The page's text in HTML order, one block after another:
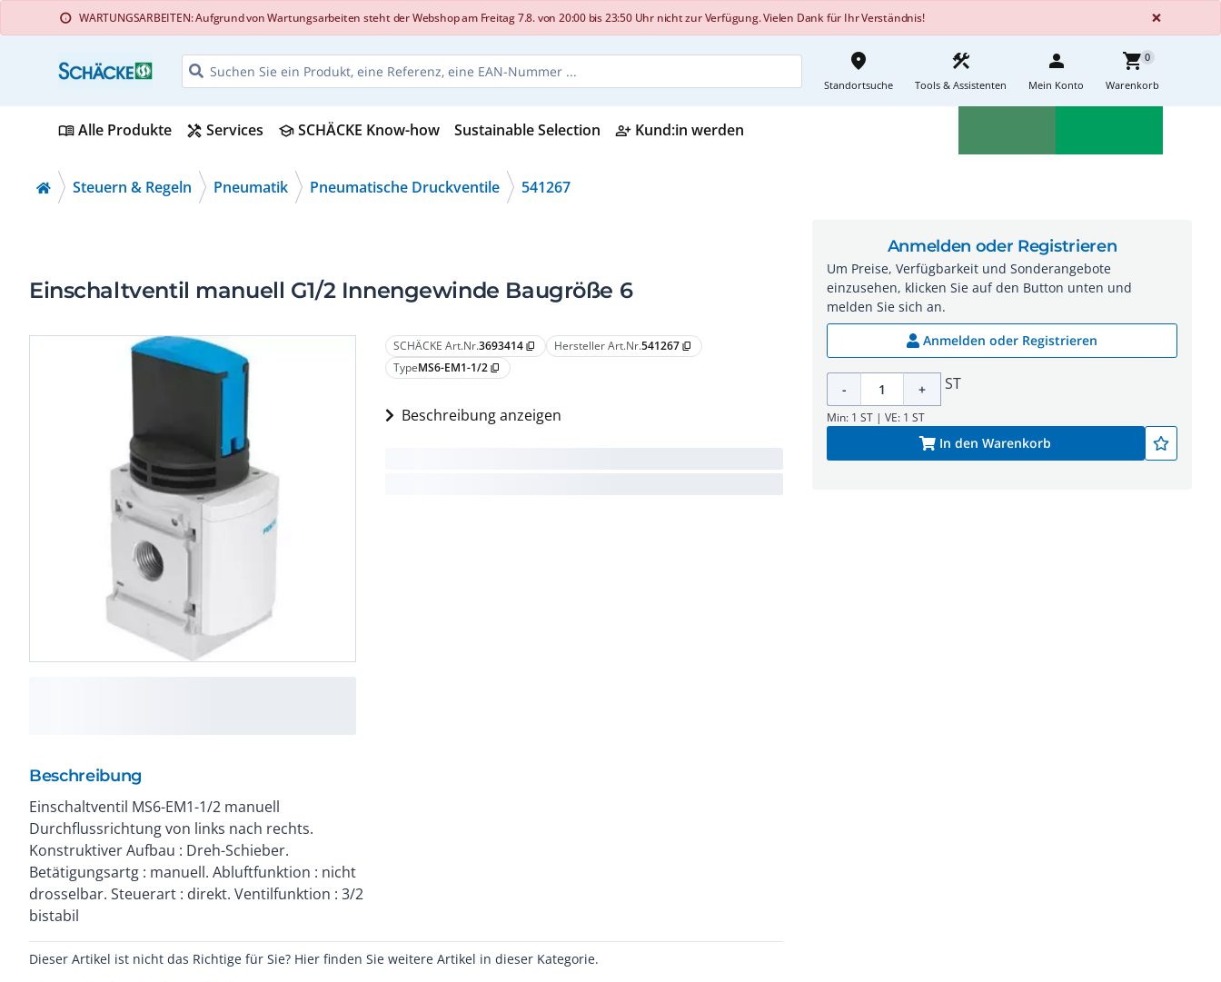
info WARTUNGSARBEITEN: Aufgrund von Wartungsarbeiten steht der Webshop am Freitag 7.8. von 20:00 bis 23:50 Uhr nicht zur Verfügung. Vielen Dank für Ihr Verständnis! ×
place
Standortsuche
construction
Tools & Assistenten
person
Mein Konto
shopping_cart0
Warenkorb
menu_bookAlle Produkte handyman Services schoolSCHÄCKE Know-how Sustainable Selection person_add_alt Kund:in werden
Steuern & Regeln Pneumatik Pneumatische Druckventile 541267
Einschaltventil manuell G1/2 Innengewinde Baugröße 6
SCHÄCKE Art.Nr.3693414 content_copy Hersteller Art.Nr.541267 content_copy
TypeMS6-EM1-1/2 content_copy
Beschreibung anzeigen
Beschreibung
Einschaltventil MS6-EM1-1/2 manuell
Durchflussrichtung von links nach rechts.
Konstruktiver Aufbau : Dreh-Schieber.
Betätigungsartg : manuell. Abluftfunktion : nicht
drosselbar. Steuerart : direkt. Ventilfunktion : 3/2
bistabil
Dieser Artikel ist nicht das Richtige für Sie? Hier finden Sie weitere Artikel in dieser Kategorie.
Anmelden oder Registrieren
Um Preise, Verfügbarkeit und Sonderangebote
einzusehen, klicken Sie auf den Button unten und
melden Sie sich an.
Anmelden oder Registrieren
- + ST
Min: 1 ST | VE: 1 ST
In den Warenkorb